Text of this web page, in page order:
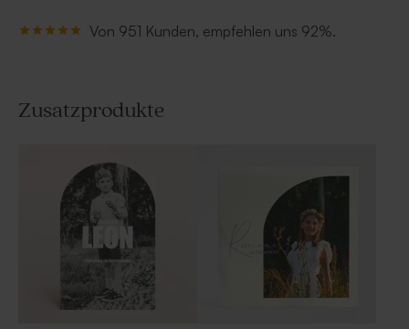
Von 951 Kunden, empfehlen uns 92%.
Zusatzprodukte